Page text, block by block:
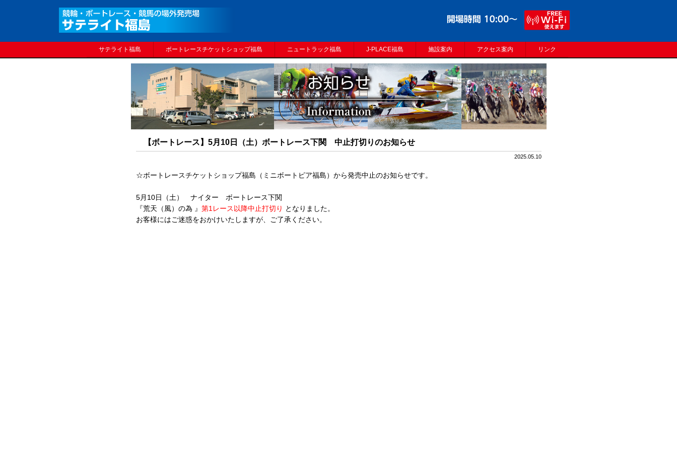
サテライト福島 ボートレースチケットショップ福島 ニュートラック福島 J-PLACE福島 施設案内 アクセス案内 リンク
【ボートレース】5月10日（土）ボートレース下関 中止打切りのお知らせ
2025.05.10
☆ボートレースチケットショップ福島（ミニボートピア福島）から発売中止のお知らせです。
5月10日（土） ナイター ボートレース下関
『荒天（風）の為 』 第1レース以降中止打切り となりました。
お客様にはご迷惑をおかけいたしますが、ご了承ください。